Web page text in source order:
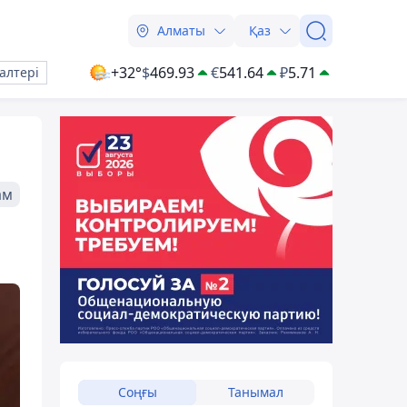
Алматы Қаз
+32°$469.93 €541.64 ₽5.71
Соңғы Танымал